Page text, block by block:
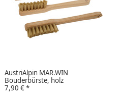
AustriAlpin MAR.WIN
Bouderbürste, holz
7,90 €*